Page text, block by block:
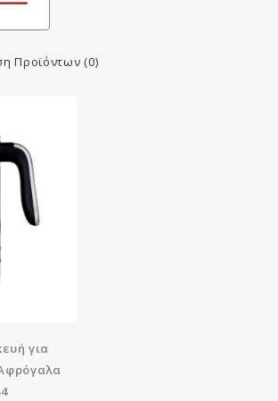
Προϊόντων (0)
για